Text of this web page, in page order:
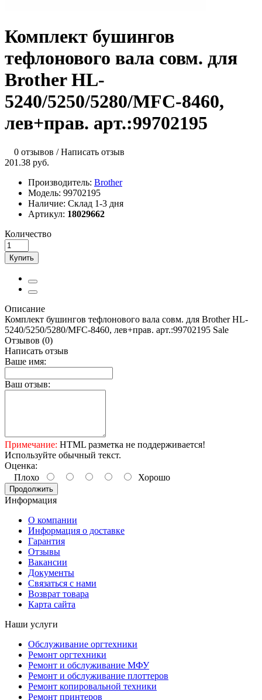
Комплект бушингов
тефлонового вала совм. для
Brother HL-
5240/5250/5280/MFC-8460,
лев+прав. арт.:99702195
0 отзывов /Написать отзыв
201.38 руб.
Производитель: Brother
Модель: 99702195
Наличие: Склад 1-3 дня
Артикул: 18029662
Количество
Купить
Описание
Комплект бушингов тефлонового вала совм. для Brother HL-
5240/5250/5280/MFC-8460, лев+прав. арт.:99702195 Sale
Отзывов (0)
Написать отзыв
Ваше имя:
Ваш отзыв:
Примечание: HTML разметка не поддерживается!
Используйте обычный текст.
Оценка:
Плохо
Хорошо
Продолжить
Информация
О компании
Информация о доставке
Гарантия
Отзывы
Вакансии
Документы
Связаться с нами
Возврат товара
Карта сайта
Наши услуги
Обслуживание оргтехники
Ремонт оргтехники
Ремонт и обслуживание МФУ
Ремонт и обслуживание плоттеров
Ремонт копировальной техники
Ремонт принтеров